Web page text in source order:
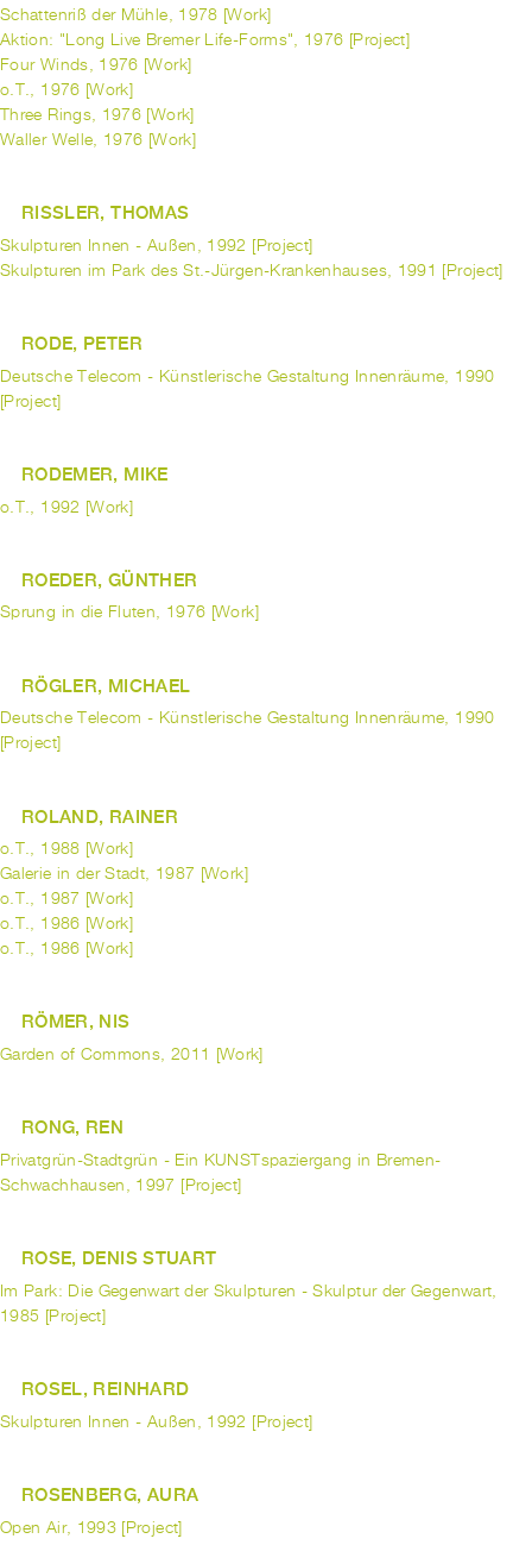
Schattenriß der Mühle, 1978 [Work]
Aktion: "Long Live Bremer Life-Forms", 1976 [Project]
Four Winds, 1976 [Work]
o.T., 1976 [Work]
Three Rings, 1976 [Work]
Waller Welle, 1976 [Work]
RISSLER, THOMAS
Skulpturen Innen - Außen, 1992 [Project]
Skulpturen im Park des St.-Jürgen-Krankenhauses, 1991 [Project]
RODE, PETER
Deutsche Telecom - Künstlerische Gestaltung Innenräume, 1990
[Project]
RODEMER, MIKE
o.T., 1992 [Work]
ROEDER, GÜNTHER
Sprung in die Fluten, 1976 [Work]
RÖGLER, MICHAEL
Deutsche Telecom - Künstlerische Gestaltung Innenräume, 1990
[Project]
ROLAND, RAINER
o.T., 1988 [Work]
Galerie in der Stadt, 1987 [Work]
o.T., 1987 [Work]
o.T., 1986 [Work]
o.T., 1986 [Work]
RÖMER, NIS
Garden of Commons, 2011 [Work]
RONG, REN
Privatgrün-Stadtgrün - Ein KUNSTspaziergang in Bremen-
Schwachhausen, 1997 [Project]
ROSE, DENIS STUART
Im Park: Die Gegenwart der Skulpturen - Skulptur der Gegenwart,
1985 [Project]
ROSEL, REINHARD
Skulpturen Innen - Außen, 1992 [Project]
ROSENBERG, AURA
Open Air, 1993 [Project]